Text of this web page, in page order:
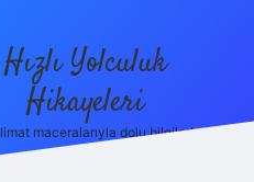
Hızlı Yolculuk
Hikayeleri
maceralarıyla dolu bilgiler!